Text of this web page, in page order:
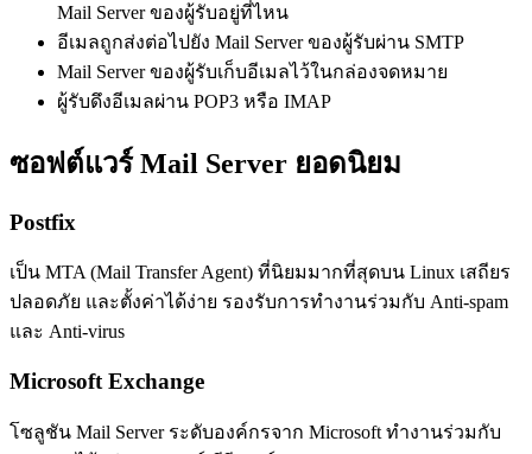
Mail Server ของผู้รับอยู่ที่ไหน
อีเมลถูกส่งต่อไปยัง Mail Server ของผู้รับผ่าน SMTP
Mail Server ของผู้รับเก็บอีเมลไว้ในกล่องจดหมาย
ผู้รับดึงอีเมลผ่าน POP3 หรือ IMAP
ซอฟต์แวร์ Mail Server ยอดนิยม
Postfix
เป็น MTA (Mail Transfer Agent) ที่นิยมมากที่สุดบน Linux เสถียร
ปลอดภัย และตั้งค่าได้ง่าย รองรับการทำงานร่วมกับ Anti-spam
และ Anti-virus
Microsoft Exchange
โซลูชัน Mail Server ระดับองค์กรจาก Microsoft ทำงานร่วมกับ